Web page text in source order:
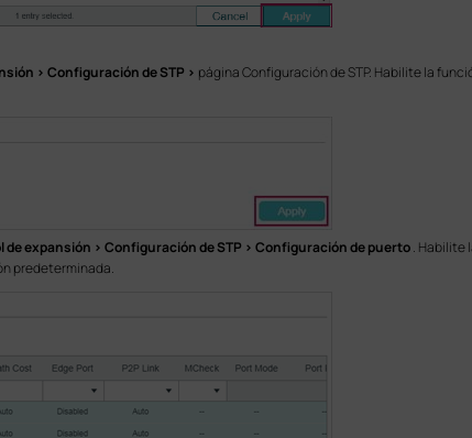
> Configuración de STP > página Configuración de STP. Habilite la
de expansión > Configuración de STP > Configuración de puerto. Habilite
predeterminada.